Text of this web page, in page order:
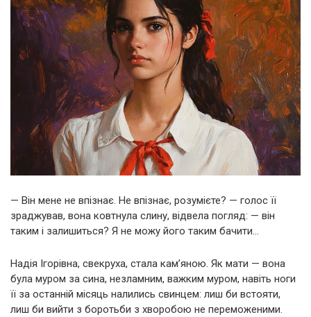
— Він мене не впізнає. Не впізнає, розумієте? — голос її
зраджував, вона ковтнула слину, відвела погляд: — він
таким і залишиться? Я не можу його таким бачити…
Надія Ігорівна, свекруха, стала кам’яною. Як мати — вона
була муром за сина, незламним, важким муром, навіть ноги
її за останній місяць налились свинцем: лиш би встояти,
лиш би вийти з боротьби з хворобою не переможеними.